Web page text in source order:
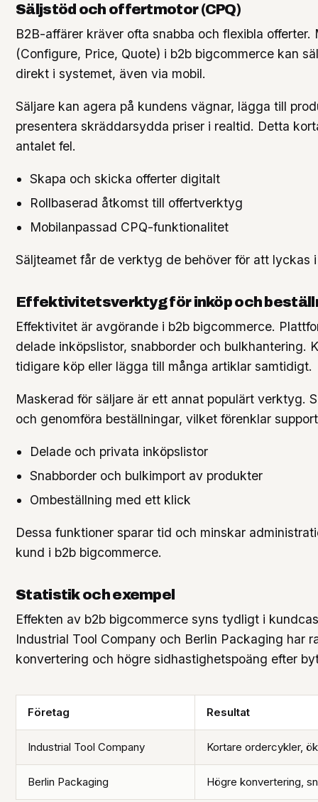
Säljstöd och offertmotor (CPQ)
B2B-affärer kräver ofta snabba och flexibla offerter.
(Configure, Price, Quote) i b2b bigcommerce kan
direkt i systemet, även via mobil.
Säljare kan agera på kundens vägnar, lägga till
presentera skräddarsydda priser i realtid. Detta
antalet fel.
Skapa och skicka offerter digitalt
Rollbaserad åtkomst till offertverktyg
Mobilanpassad CPQ-funktionalitet
Säljteamet får de verktyg de behöver för att lyckas
Effektivitetsverktyg för inköp och
Effektivitet är avgörande i b2b bigcommerce.
delade inköpslistor, snabborder och bulkhantering.
tidigare köp eller lägga till många artiklar samtidigt.
Maskerad för säljare är ett annat populärt verktyg.
och genomföra beställningar, vilket förenklar
Delade och privata inköpslistor
Snabborder och bulkimport av produkter
Ombeställning med ett klick
Dessa funktioner sparar tid och minskar
kund i b2b bigcommerce.
Statistik och exempel
Effekten av b2b bigcommerce syns tydligt i
Industrial Tool Company och Berlin Packaging har
konvertering och högre sidhastighetspoäng efter
Företag Resultat
Industrial Tool Company Kortare ordercykler,
Berlin Packaging Högre konvertering,